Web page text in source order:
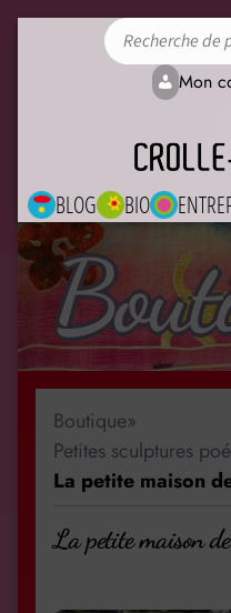
BLOG BIO
Mon
Boutique»
Petites sculptures
La petite maison
La petite maison